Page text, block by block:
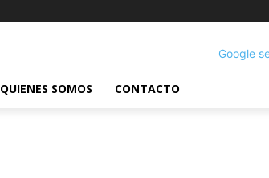
QUIENES SOMOS CONTACTO